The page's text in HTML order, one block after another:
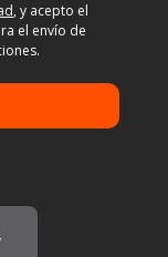
, y acepto el
el envío de